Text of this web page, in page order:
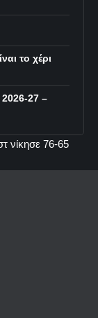
το χέρι
27 –
νίκησε 76-65